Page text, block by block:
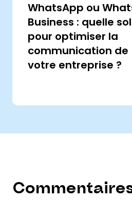
WhatsApp ou
Business : quelle
pour optimiser la
communication de
votre entreprise ?